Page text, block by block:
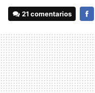
21 comentarios